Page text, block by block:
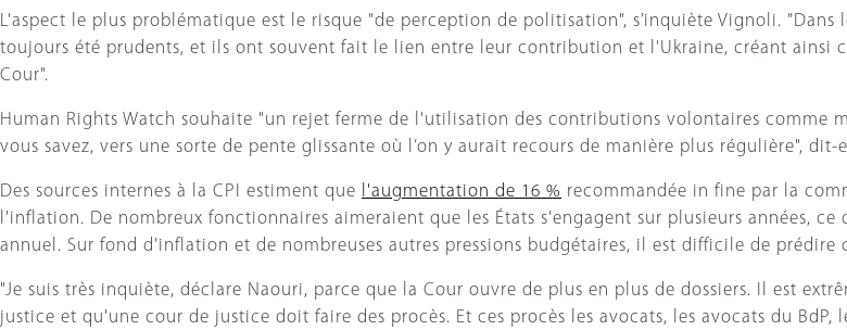
L'aspect le plus problématique est le risque "de perception de politisation", s’inquiète Vignoli. "Dans
toujours été prudents, et ils ont souvent fait le lien entre leur contribution et l'Ukraine, créant
Cour".
Human Rights Watch souhaite "un rejet ferme de l'utilisation des contributions volontaires comme
vous savez, vers une sorte de pente glissante où l’on y aurait recours de manière plus régulière", dit-
Des sources internes à la CPI estiment que l'augmentation de 16 % recommandée in fine par la
l'inflation. De nombreux fonctionnaires aimeraient que les États s'engagent sur plusieurs années,
annuel. Sur fond d'inflation et de nombreuses autres pressions budgétaires, il est difficile de
"Je suis très inquiète, déclare Naouri, parce que la Cour ouvre de plus en plus de dossiers. Il est
justice et qu'une cour de justice doit faire des procès. Et ces procès les avocats, les avocats du